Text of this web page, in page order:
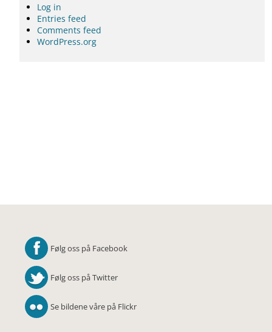
Log in
Entries feed
Comments feed
WordPress.org
Følg oss på Facebook
Følg oss på Twitter
Se bildene våre på Flickr